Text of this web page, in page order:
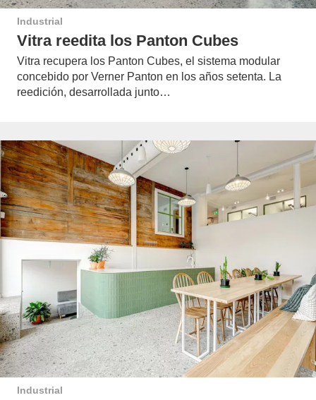
Industrial
Vitra reedita los Panton Cubes
Vitra recupera los Panton Cubes, el sistema modular
concebido por Verner Panton en los años setenta. La
reedición, desarrollada junto…
Industrial